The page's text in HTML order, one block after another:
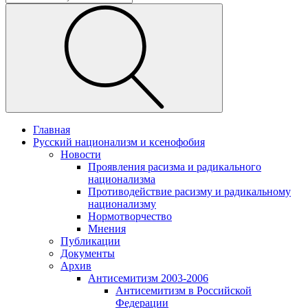
Главная
Русский национализм и ксенофобия
Новости
Проявления расизма и радикального
национализма
Противодействие расизму и радикальному
национализму
Нормотворчество
Мнения
Публикации
Документы
Архив
Антисемитизм 2003-2006
Антисемитизм в Российской
Федерации